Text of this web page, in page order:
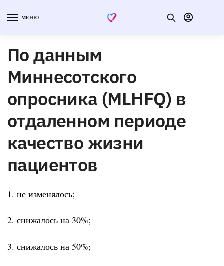
МЕНЮ
По данным
Миннесотского
опросника (MLHFQ) в
отдаленном периоде
качество жизни
пациентов
1. не изменялось;
2. снижалось на 30%;
3. снижалось на 50%;